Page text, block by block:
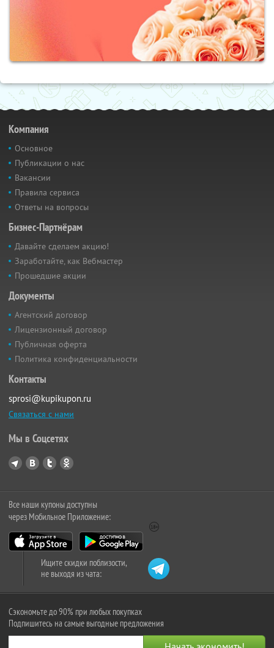
Компания
Основное
Публикации о нас
Вакансии
Правила сервиса
Ответы на вопросы
Бизнес-Партнёрам
Давайте сделаем акцию!
Заработайте, как Вебмастер
Прошедшие акции
Документы
Агентский договор
Лицензионный договор
Публичная оферта
Политика конфиденциальности
Контакты
sprosi@kupikupon.ru
Связаться с нами
Мы в Соцсетях
Все наши купоны доступны
через Мобильное Приложение:
Ищите скидки поблизости,
не выходя из чата:
Сэкономьте до 90% при любых покупках
Подпишитесь на самые выгодные предложения